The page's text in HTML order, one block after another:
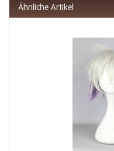
Ähnliche Artikel